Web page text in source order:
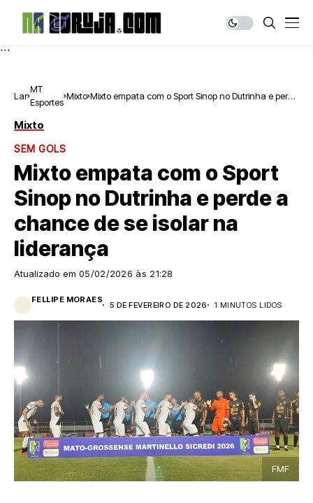
```
Lar
MT
Esportes
Mixto Mixto empata com o Sport Sinop no Dutrinha e perde
Mixto
SEM GOLS
Mixto empata com o Sport
Sinop no Dutrinha e perde a
chance de se isolar na
liderança
Atualizado em 05/02/2026 às 21:28
FELLIPE MORAES
5 DE FEVEREIRO DE 2026 1 MINUTOS LIDOS
FMF